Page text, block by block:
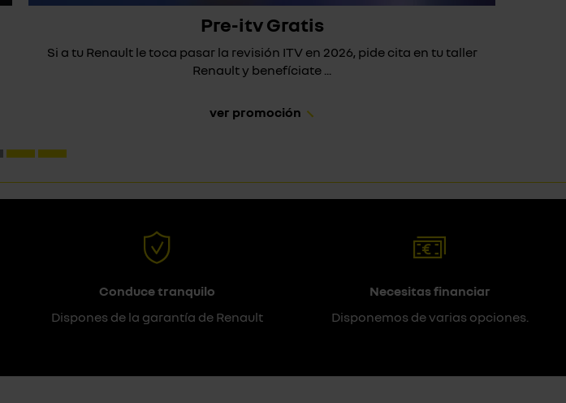
Pre-itv Gratis
Si a tu Renault le toca pasar la revisión ITV en 2026, pide cita en tu taller
Renault y benefíciate ...
ver promoción
Conduce tranquilo
Dispones de la garantía de Renault
Necesitas financiar
Disponemos de varias opciones.